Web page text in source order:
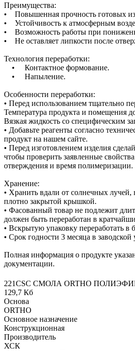
Преимущества:
• Повышенная прочность готовых
• Устойчивость к атмосферным
• Возможность работы при
• Не оставляет липкости после
Технология переработки:
• Контактное формование.
• Напыление.
Особенности переработки:
• Перед использованием тщательно
Температура продукта и помещения
Вязкая жидкость со специфическим
• Добавьте реагенты согласно
продукт на нашем сайте.
• Перед изготовлением изделия
чтобы проверить заявленные
отверждения и время полимеризации.
Хранение:
• Хранить вдали от солнечных лучей,
плотно закрытой крышкой.
• Фасованный товар не подлежит
должен быть переработан в
• Вскрытую упаковку переработать в
• Срок годности 3 месяца в заводской
Полная информация о продукте
документации.
221CSC СМОЛА ORTHO
129,7 Кб
Основа
ORTHO
Основное назначение
Конструкционная
Производитель
ХСК